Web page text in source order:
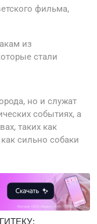
фильма,
из
стали
но и служат
событиях, а
таких как
сильно собаки